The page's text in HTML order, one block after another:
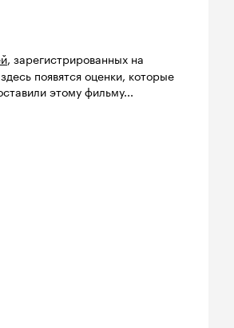
, зарегистрированных на
появятся оценки, которые
этому фильму...